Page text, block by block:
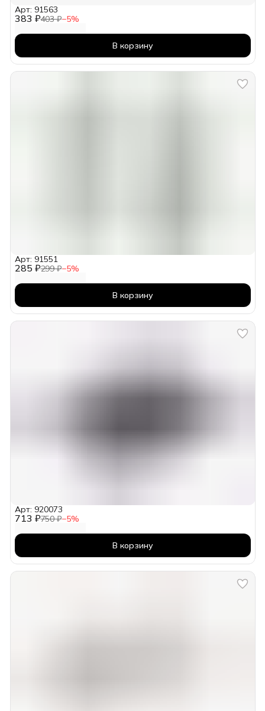
383 ₽403 ₽−5%
Арт: 91563
В корзину
285 ₽299 ₽−5%
Арт: 91551
В корзину
713 ₽750 ₽−5%
Арт: 920073
В корзину